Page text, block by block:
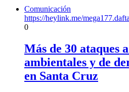
Comunicación
https://heylink.me/
0
Más de 30 ataques
ambientales y de
en Santa Cruz